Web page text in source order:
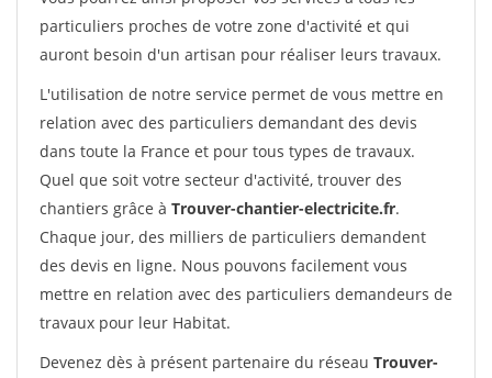
particuliers proches de votre zone d'activité et qui
auront besoin d'un artisan pour réaliser leurs travaux.
L'utilisation de notre service permet de vous mettre en
relation avec des particuliers demandant des devis
dans toute la France et pour tous types de travaux.
Quel que soit votre secteur d'activité, trouver des
chantiers grâce à Trouver-chantier-electricite.fr.
Chaque jour, des milliers de particuliers demandent
des devis en ligne. Nous pouvons facilement vous
mettre en relation avec des particuliers demandeurs de
travaux pour leur Habitat.
Devenez dès à présent partenaire du réseau Trouver-